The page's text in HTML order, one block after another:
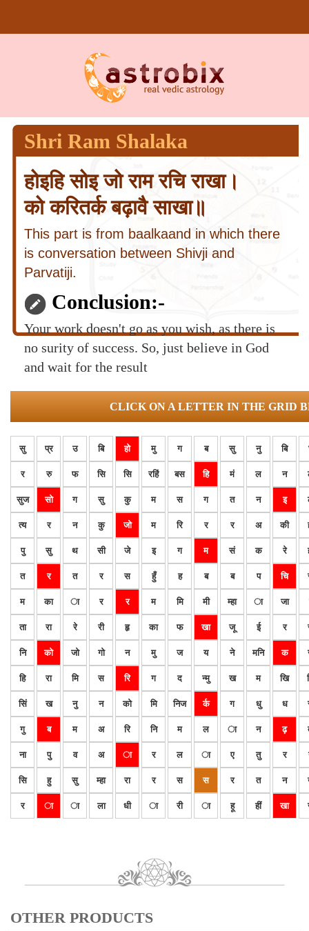
Shri Ram Shalaka
होइहि सोइ जो राम रचि राखा।
को करितर्क बढ़ावै साखा॥
This part is from baalkaand in which there
is conversation between Shivji and
Parvatiji.
Conclusion:-
Your work doesn't go as you wish, as there is
no surity of success. So, just believe in God
and wait for the result
CLICK ON A LETTER IN THE GRID
सु प्र उ बि हो मु ग ब सु नु बि
र रु फ सि सि रहिं बस हि मं ल न
सुज सो ग सु कु म स ग त न इ
त्य र न कु जो म रि र र अ की
पु सु थ सी जे इ ग म सं क रे
त र त र स हुँ ह ब ब प चि
म का ा र र म मि मी म्हा ा जा
ता रा रे री हृ का फ खा जू ई र
नि को जो गो न मु ज य ने मनि क
हि रा मि स रि ग द न्मु ख म खि
सिं ख नु न को मि निज र्क ग धु ध
गु ब म अ रि नि म ल ा न ढ़
ना पु व अ ा र ल ा ए तु र
सि हु सु म्हा रा र स स र त न
र ा ा ला धी ा री ा हू हीं खा
OTHER PRODUCTS